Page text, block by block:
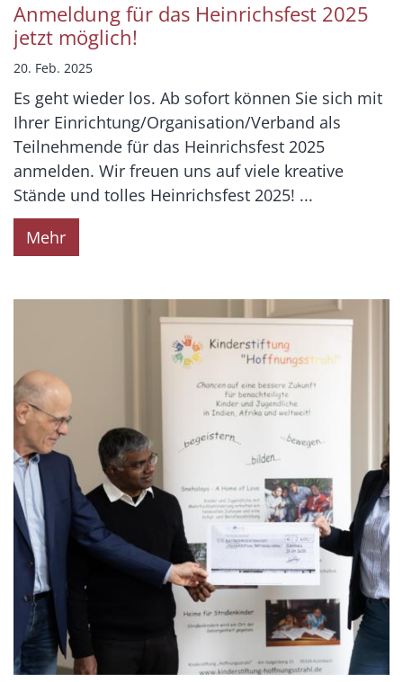
Anmeldung für das Heinrichsfest 2025
jetzt möglich!
20. Feb. 2025
Es geht wieder los. Ab sofort können Sie sich mit
Ihrer Einrichtung/Organisation/Verband als
Teilnehmende für das Heinrichsfest 2025
anmelden. Wir freuen uns auf viele kreative
Stände und tolles Heinrichsfest 2025! ...
Mehr